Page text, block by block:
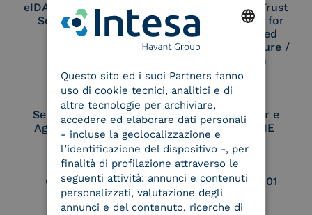
eIDAS Qualified Trust
Service Provider
eIDAS Qualified Trust
Service Provider for
Remote Qualified
Electronic Signature /
Seal Creation
Service Provider e
Aggregatore SPID
Service Provider e
Aggregatore CIE
Conservatore
qualificato
UNI EN ISO 37001
ITALIAN
Questo sito ed i suoi Partners fanno
uso di cookie tecnici, analitici e di
altre tecnologie per archiviare,
accedere ed elaborare dati personali
- incluse la geolocalizzazione e
l’identificazione del dispositivo -, per
finalità di profilazione attraverso le
seguenti attività: annunci e contenuti
personalizzati, valutazione degli
annunci e del contenuto, ricerche di